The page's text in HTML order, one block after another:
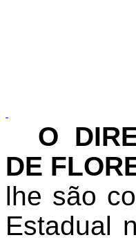
O
DE
lhe são
Estadual